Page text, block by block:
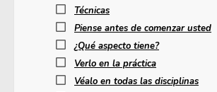
Técnicas
Piense antes de comenzar usted
¿Qué aspecto tiene?
Verlo en la práctica
Véalo en todas las disciplinas